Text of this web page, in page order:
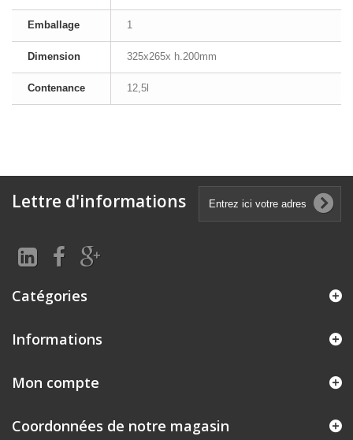
Emballage 1
Dimension 325x265x h.200mm
Contenance 12,5l
Lettre d'informations
Catégories
Informations
Mon compte
Coordonnées de notre magasin